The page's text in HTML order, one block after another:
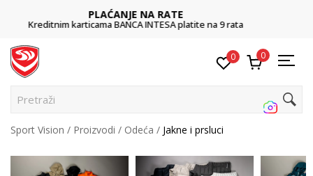
POZOVITE NAS
011 422 1422
0 0
Pretraži sajt..
Sport Vision Proizvodi Odeća Jakne i prsluci